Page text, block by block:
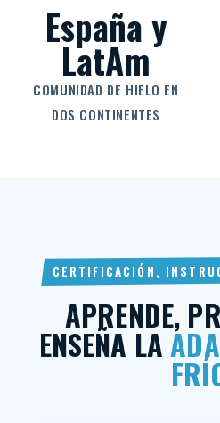
España y
LatAm
COMUNIDAD DE HIELO EN
DOS CONTINENTES
CERTIFICACIÓN,
APRENDE,
ENSEÑA LA